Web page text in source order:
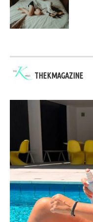
THEKMAGAZINE